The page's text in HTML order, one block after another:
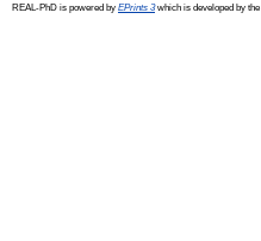
REAL-PhD is powered by EPrints 3which is developed by the